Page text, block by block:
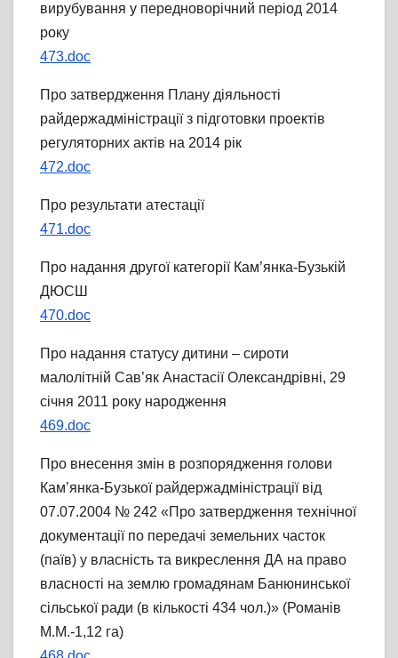
вирубування у передноворічний період 2014
року
473.doc
Про затвердження Плану діяльності
райдержадміністрації з підготовки проектів
регуляторних актів на 2014 рік
472.doc
Про результати атестації
471.doc
Про надання другої категорії Кам’янка-Бузькій
ДЮСШ
470.doc
Про надання статусу дитини – сироти
малолітній Сав’як Анастасії Олександрівні, 29
січня 2011 року народження
469.doc
Про внесення змін в розпорядження голови
Кам’янка-Бузької райдержадміністрації від
07.07.2004 № 242 «Про затвердження технічної
документації по передачі земельних часток
(паїв) у власність та викреслення ДА на право
власності на землю громадянам Банюнинської
сільської ради (в кількості 434 чол.)» (Романів
М.М.-1,12 га)